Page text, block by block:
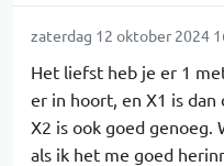
zaterdag 12 oktober 2024
Het liefst heb je er 1
er in hoort, en X1 is
X2 is ook goed genoeg.
als ik het me goed